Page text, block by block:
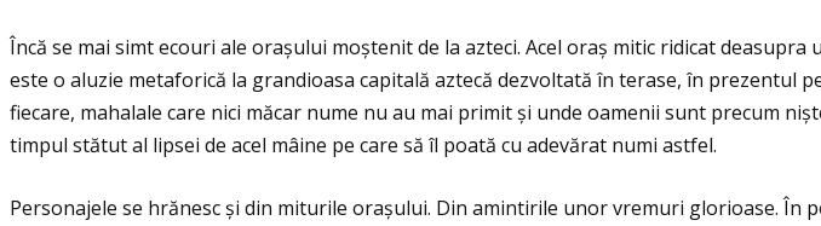
Încă se mai simt ecouri ale orașului moștenit de la azteci. Acel oraș mitic ridicat
este o aluzie metaforică la grandioasa capitală aztecă dezvoltată în terase, în prezentul
fiecare, mahalale care nici măcar nume nu au mai primit și unde oamenii sunt precum
timpul stătut al lipsei de acel mâine pe care să îl poată cu adevărat numi astfel.
Personajele se hrănesc și din miturile orașului. Din amintirile unor vremuri glorioase. În